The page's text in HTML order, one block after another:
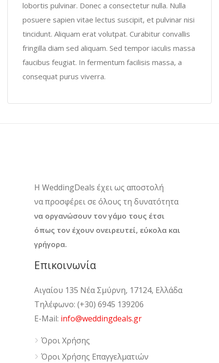
lobortis pulvinar. Donec a consectetur nulla. Nulla
posuere sapien vitae lectus suscipit, et pulvinar nisi
tincidunt. Aliquam erat volutpat. Curabitur convallis
fringilla diam sed aliquam. Sed tempor iaculis massa
faucibus feugiat. In fermentum facilisis massa, a
consequat purus viverra.
H WeddingDeals έχει ως αποστολή
να προσφέρει σε όλους τη δυνατότητα
να οργανώσουν τον γάμο τους έτσι
όπως τον έχουν ονειρευτεί, εύκολα και
γρήγορα.
Επικοινωνία
Αιγαίου 135 Νέα Σμύρνη, 17124, Ελλάδα
Τηλέφωνο: (+30) 6945 139206
E-Mail: info@weddingdeals.gr
Όροι Χρήσης
Όροι Χρήσης Επαγγελματιών